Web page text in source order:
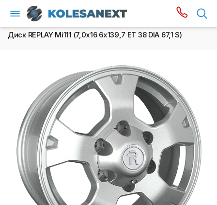
Диск REPLAY Mi111 (7,0х16 6x139,7 ET 38 DIA 67,1 S)